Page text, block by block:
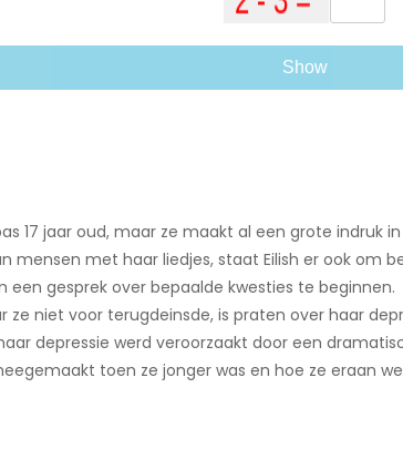
Show
17 jaar oud, maar ze maakt al een grote indruk
mensen met haar liedjes, staat Eilish er ook om
een ​​gesprek over bepaalde kwesties te beginnen.
ze niet voor terugdeinsde, is praten over haar
depressie werd veroorzaakt door een
toen ze jonger was en hoe ze eraan